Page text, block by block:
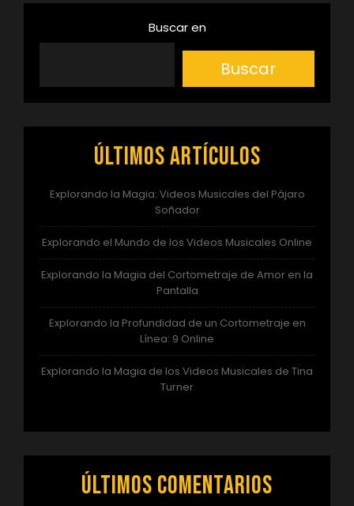
Buscar en
Buscar
Últimos artículos
Explorando la Magia: Videos Musicales del Pájaro
Soñador
Explorando el Mundo de los Videos Musicales Online
Explorando la Magia del Cortometraje de Amor en la
Pantalla
Explorando la Profundidad de un Cortometraje en
Línea: 9 Online
Explorando la Magia de los Videos Musicales de Tina
Turner
Últimos comentarios